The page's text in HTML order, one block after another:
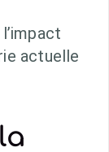
actuelle